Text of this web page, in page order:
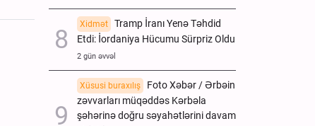
Xidmət
Tramp İranı Yenə Təhdid
Etdi: İordaniya Hücumu Sürpriz Oldu
2 gün əvvəl
Xüsusi buraxılış
Foto Xəbər / Ərbəin
zəvvarları müqəddəs Kərbəla
şəhərinə doğru səyahətlərini davam